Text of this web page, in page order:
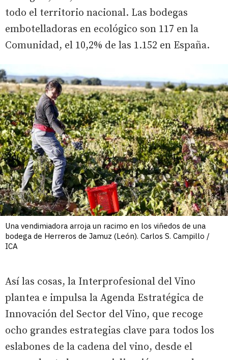
todo el territorio nacional. Las bodegas
embotelladoras en ecológico son 117 en la
Comunidad, el 10,2% de las 1.152 en España.
Una vendimiadora arroja un racimo en los viñedos de una
bodega de Herreros de Jamuz (León). Carlos S. Campillo /
ICA
Así las cosas, la Interprofesional del Vino
plantea e impulsa la Agenda Estratégica de
Innovación del Sector del Vino, que recoge
ocho grandes estrategias clave para todos los
eslabones de la cadena del vino, desde el